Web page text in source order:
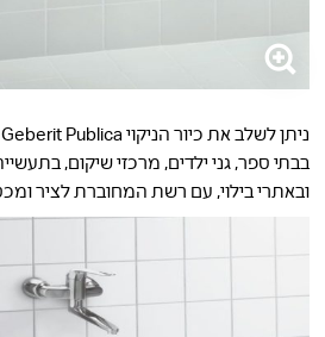
בבתי ספר, גני ילדים, מרכזי שיקום,
ובאתרי בילוי, עם רשת המחוברת לציר